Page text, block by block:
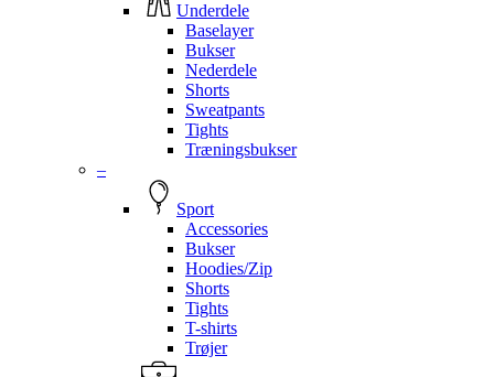
Underdele
Baselayer
Bukser
Nederdele
Shorts
Sweatpants
Tights
Træningsbukser
–
Sport
Accessories
Bukser
Hoodies/Zip
Shorts
Tights
T-shirts
Trøjer